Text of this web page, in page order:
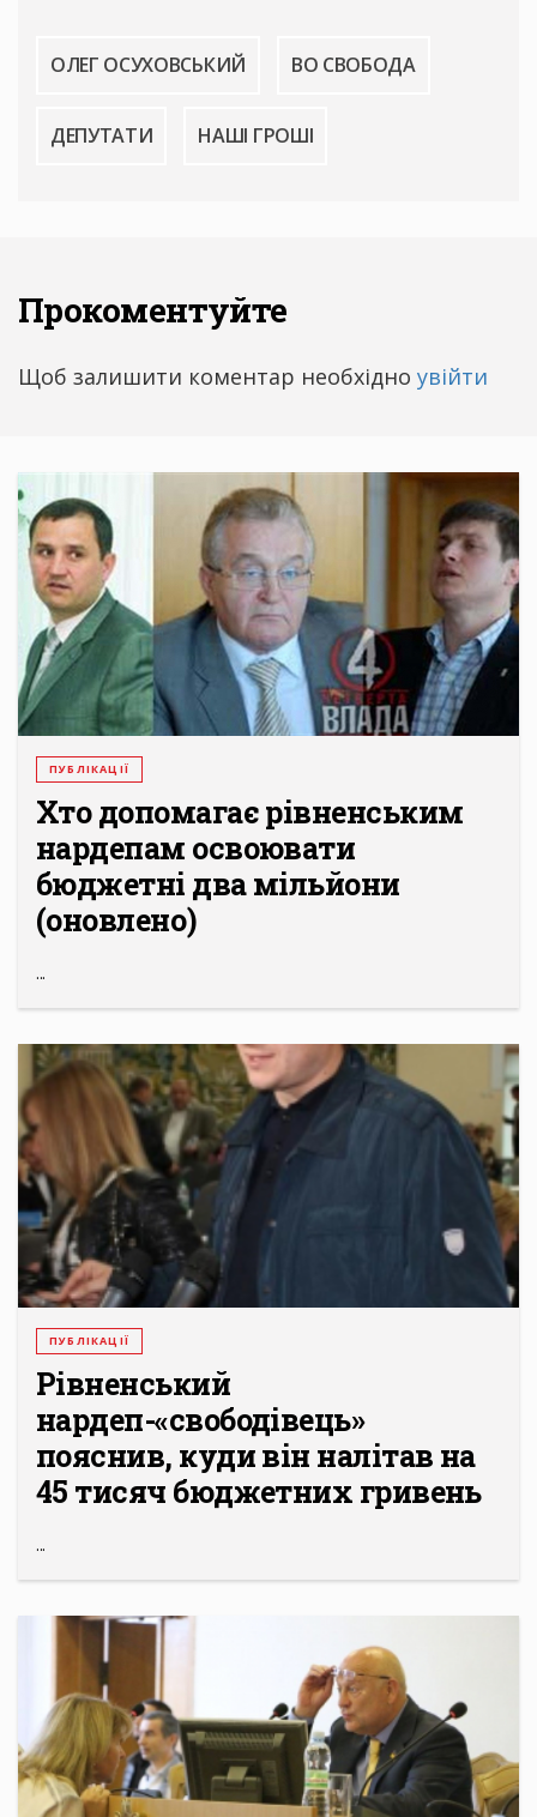
ОЛЕГ ОСУХОВСЬКИЙ ВО СВОБОДА
ДЕПУТАТИ НАШІ ГРОШІ
Прокоментуйте
Щоб залишити коментар необхідно увійти
ПУБЛІКАЦІЇ
Хто допомагає рівненським
нардепам освоювати
бюджетні два мільйони
(оновлено)
...
ПУБЛІКАЦІЇ
Рівненський
нардеп-«свободівець»
пояснив, куди він налітав на
45 тисяч бюджетних гривень
...